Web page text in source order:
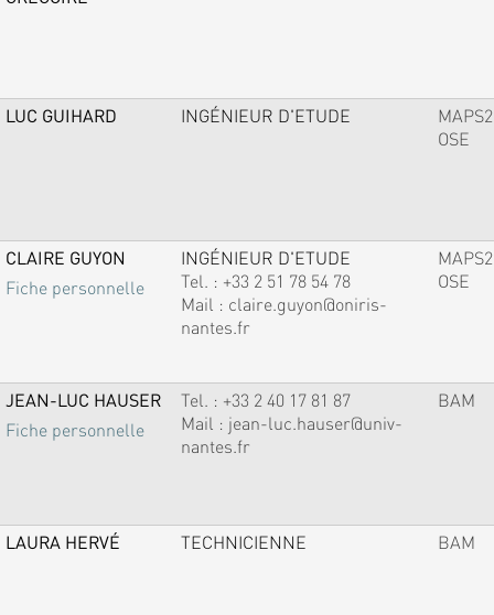
LUC GUIHARD INGÉNIEUR D'ETUDE
MAPS2
OSE
CLAIRE GUYON
Fiche personnelle
INGÉNIEUR D'ETUDE
Tel. : +33 2 51 78 54 78
Mail : claire.guyon@oniris-
nantes.fr
MAPS2
OSE
JEAN-LUC HAUSER
Fiche personnelle
Tel. : +33 2 40 17 81 87
Mail : jean-luc.hauser@univ-
nantes.fr
BAM
LAURA HERVÉ TECHNICIENNE BAM